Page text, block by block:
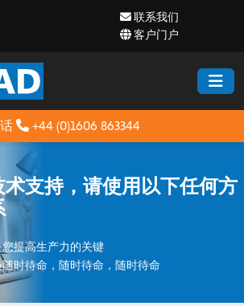
联系我们
客户门户
+44 (0)1606 863344
支持，请使用以下任何方
提高生产力的关键
时待命，随时待命，随时待命